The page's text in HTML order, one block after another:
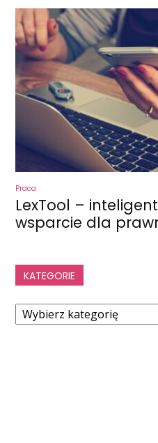
Praca
LexTool –
wsparcie dla
KATEGORIE
Kategorie